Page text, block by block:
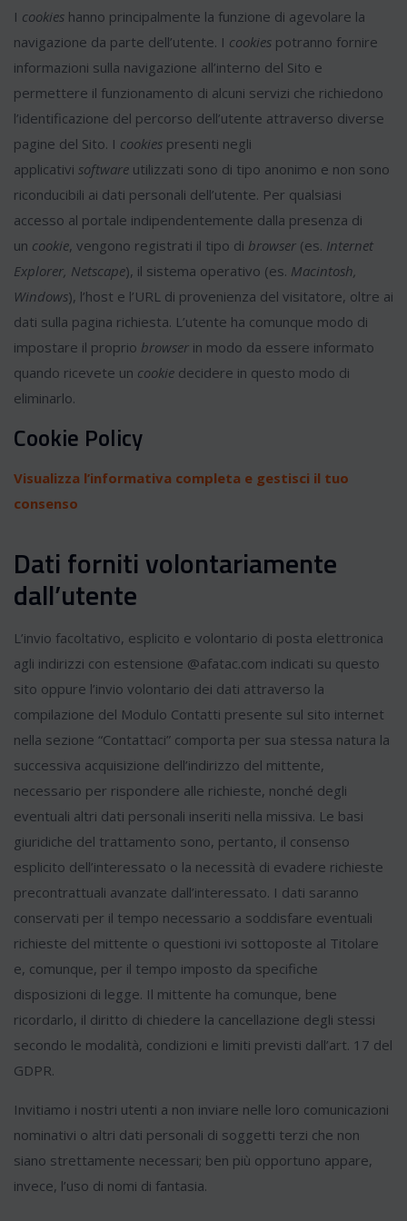
I cookies hanno principalmente la funzione di agevolare la
navigazione da parte dell’utente. I cookies potranno fornire
informazioni sulla navigazione all’interno del Sito e
permettere il funzionamento di alcuni servizi che richiedono
l’identificazione del percorso dell’utente attraverso diverse
pagine del Sito. I cookies presenti negli
applicativi software utilizzati sono di tipo anonimo e non sono
riconducibili ai dati personali dell’utente. Per qualsiasi
accesso al portale indipendentemente dalla presenza di
un cookie, vengono registrati il tipo di browser (es. Internet
Explorer, Netscape), il sistema operativo (es. Macintosh,
Windows), l’host e l’URL di provenienza del visitatore, oltre ai
dati sulla pagina richiesta. L’utente ha comunque modo di
impostare il proprio browser in modo da essere informato
quando ricevete un cookie decidere in questo modo di
eliminarlo.
Cookie Policy
Visualizza l’informativa completa e gestisci il tuo
consenso
Dati forniti volontariamente
dall’utente
L’invio facoltativo, esplicito e volontario di posta elettronica
agli indirizzi con estensione @afatac.com indicati su questo
sito oppure l’invio volontario dei dati attraverso la
compilazione del Modulo Contatti presente sul sito internet
nella sezione “Contattaci” comporta per sua stessa natura la
successiva acquisizione dell’indirizzo del mittente,
necessario per rispondere alle richieste, nonché degli
eventuali altri dati personali inseriti nella missiva. Le basi
giuridiche del trattamento sono, pertanto, il consenso
esplicito dell’interessato o la necessità di evadere richieste
precontrattuali avanzate dall’interessato. I dati saranno
conservati per il tempo necessario a soddisfare eventuali
richieste del mittente o questioni ivi sottoposte al Titolare
e, comunque, per il tempo imposto da specifiche
disposizioni di legge. Il mittente ha comunque, bene
ricordarlo, il diritto di chiedere la cancellazione degli stessi
secondo le modalità, condizioni e limiti previsti dall’art. 17 del
GDPR.
Invitiamo i nostri utenti a non inviare nelle loro comunicazioni
nominativi o altri dati personali di soggetti terzi che non
siano strettamente necessari; ben più opportuno appare,
invece, l’uso di nomi di fantasia.